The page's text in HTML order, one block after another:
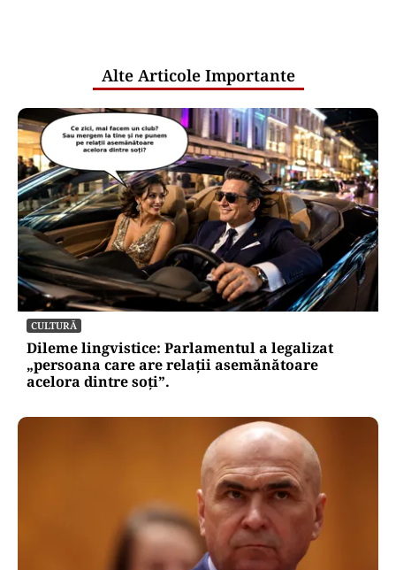
Alte Articole Importante
CULTURĂ
Dileme lingvistice: Parlamentul a legalizat
„persoana care are relații asemănătoare
acelora dintre soți”.